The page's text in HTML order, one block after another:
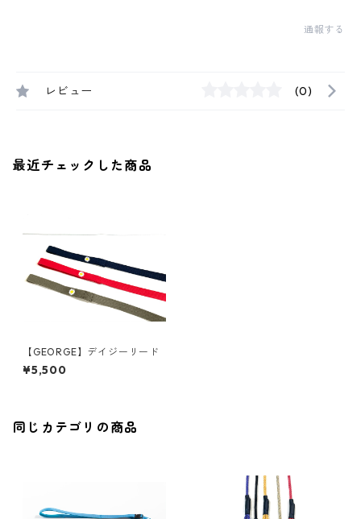
通報する
レビュー (0)
最近チェックした商品
【GEORGE】デイジーリード
¥5,500
同じカテゴリの商品